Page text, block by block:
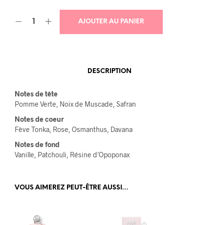
AJOUTER AU PANIER
DESCRIPTION
Notes de tête
Pomme Verte, Noix de Muscade, Safran
Notes de coeur
Fève Tonka, Rose, Osmanthus, Davana
Notes de fond
Vanille, Patchouli, Résine d’Opoponax
VOUS AIMEREZ PEUT-ÊTRE AUSSI…